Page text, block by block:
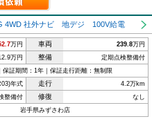
4WD 社外ナビ 地デジ 100V給電
万円 車両 239.8万円
万円 整備 定期点検整備付
保証期間：1年｜保証走行距離：無制限
年式 走行 4.2万km
整備付 修復 なし
岩手県みずさわ店